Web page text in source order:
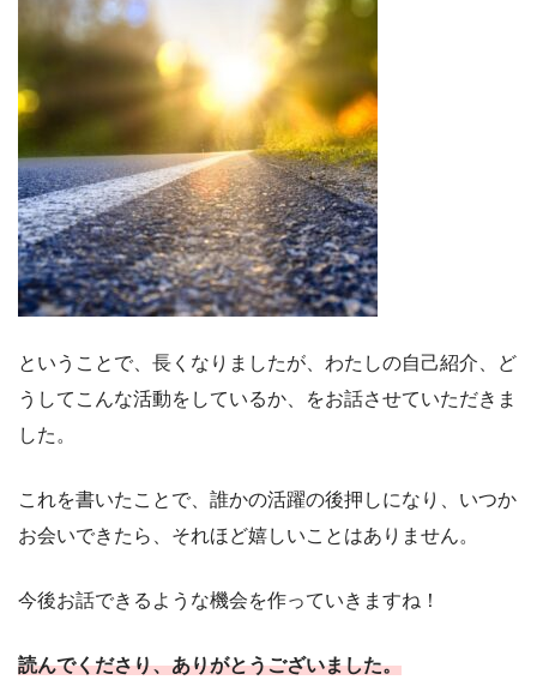
ということで、長くなりましたが、わたしの自己紹介、ど
うしてこんな活動をしているか、をお話させていただきま
した。
これを書いたことで、誰かの活躍の後押しになり、いつか
お会いできたら、それほど嬉しいことはありません。
今後お話できるような機会を作っていきますね！
読んでくださり、ありがとうございました。